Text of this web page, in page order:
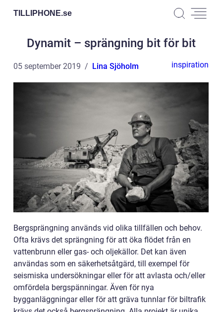
TILLIPHONE.se
Dynamit – sprängning bit för bit
05 september 2019 Lina Sjöholm inspiration
Bergsprängning används vid olika tillfällen och behov.
Ofta krävs det sprängning för att öka flödet från en
vattenbrunn eller gas- och oljekällor. Det kan även
användas som en säkerhetsåtgärd, till exempel för
seismiska undersökningar eller för att avlasta och/eller
omfördela bergspänningar. Även för nya
bygganläggningar eller för att gräva tunnlar för biltrafik